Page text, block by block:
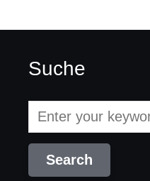
Suche